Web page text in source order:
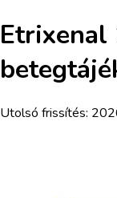
Etrixenal
Utolsó frissítés: